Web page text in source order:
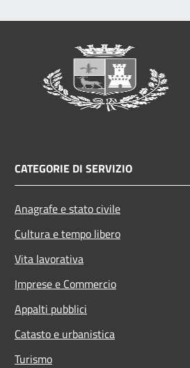
CATEGORIE DI SERVIZIO
Anagrafe e stato civile
Cultura e tempo libero
Vita lavorativa
Imprese e Commercio
Appalti pubblici
Catasto e urbanistica
Turismo